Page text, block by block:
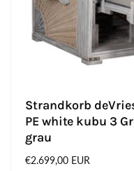
Strandkorb
PE white kubu 3
grau
Normaler
€2.699,00 EUR